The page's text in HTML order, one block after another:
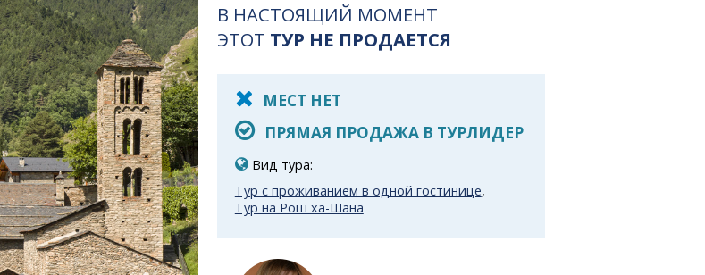
В НАСТОЯЩИЙ МОМЕНТ
ЭТОТ ТУР НЕ ПРОДАЕТСЯ
МЕСТ НЕТ
ПРЯМАЯ ПРОДАЖА В ТУРЛИДЕР
Вид тура:
Тур с проживанием в одной гостинице,
Тур на Рош ха-Шана